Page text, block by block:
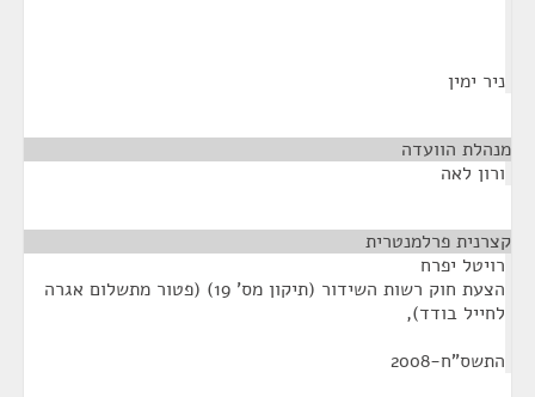
ניר ימין
מנהלת הוועדה
ורון לאה
קצרנית פרלמנטרית
רויטל יפרח
הצעת חוק רשות השידור (תיקון מס' 19) (פטור מתשלום אגרה
לחייל בודד),
התשס"ח-2008